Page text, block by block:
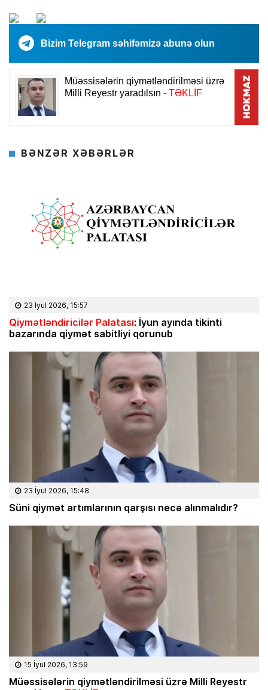
Bizim Telegram səhifəmizə abunə olun
BƏNZƏR XƏBƏRLƏR
23 İyul 2026, 15:57
Qiymətləndiricilər Palatası: İyun ayında tikinti
bazarında qiymət sabitliyi qorunub
23 İyul 2026, 15:48
Süni qiymət artımlarının qarşısı necə alınmalıdır?
15 İyul 2026, 13:59
Müəssisələrin qiymətləndirilməsi üzrə Milli Reyestr